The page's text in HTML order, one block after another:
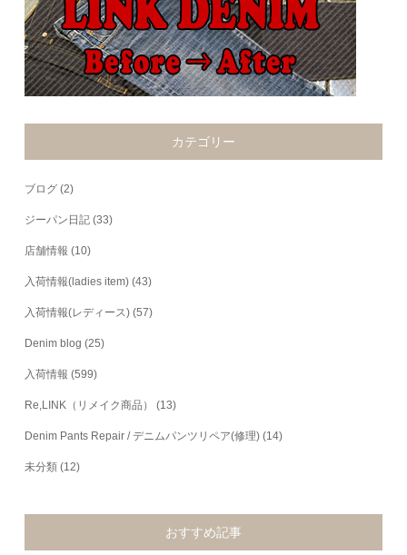
カテゴリー
ブログ (2)
ジーパン日記 (33)
店舗情報 (10)
入荷情報(ladies item) (43)
入荷情報(レディース) (57)
Denim blog (25)
入荷情報 (599)
Re,LINK（リメイク商品） (13)
Denim Pants Repair / デニムパンツリペア(修理) (14)
未分類 (12)
おすすめ記事